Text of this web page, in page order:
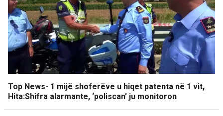
Top News- 1 mijë shoferëve u hiqet patenta në 1 vit,
Hita:Shifra alarmante, ‘poliscan’ ju monitoron